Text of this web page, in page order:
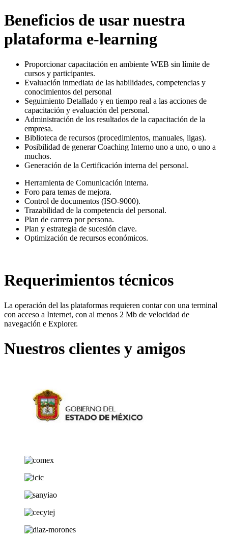
Beneficios de usar nuestra
plataforma e-learning
Proporcionar capacitación en ambiente WEB sin límite de
cursos y participantes.
Evaluación inmediata de las habilidades, competencias y
conocimientos del personal
Seguimiento Detallado y en tiempo real a las acciones de
capacitación y evaluación del personal.
Administración de los resultados de la capacitación de la
empresa.
Biblioteca de recursos (procedimientos, manuales, ligas).
Posibilidad de generar Coaching Interno uno a uno, o uno a
muchos.
Generación de la Certificación interna del personal.
Herramienta de Comunicación interna.
Foro para temas de mejora.
Control de documentos (ISO-9000).
Trazabilidad de la competencia del personal.
Plan de carrera por persona.
Plan y estrategia de sucesión clave.
Optimización de recursos económicos.
Requerimientos técnicos
La operación del las plataformas requieren contar con una terminal
con acceso a Internet, con al menos 2 Mb de velocidad de
navegación e Explorer.
Nuestros clientes y amigos